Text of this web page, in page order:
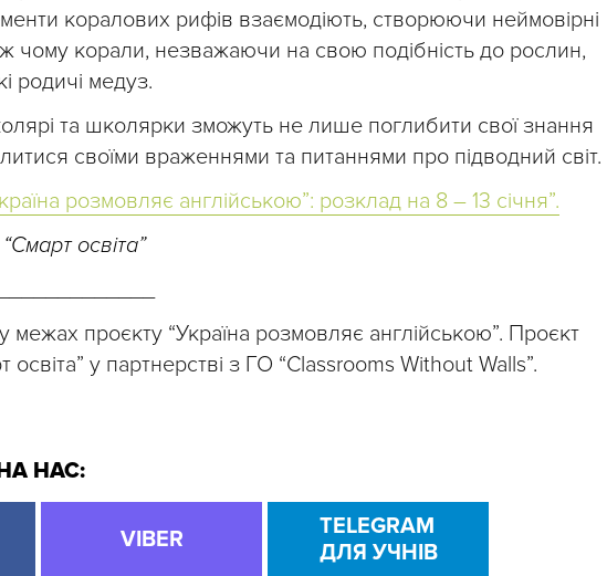
коралових рифів взаємодіють, створюючи неймовірні
чому корали, незважаючи на свою подібність до рослин,
родичі медуз.
та школярки зможуть не лише поглибити свої знання
своїми враженнями та питаннями про підводний світ.
розмовляє англійською”: розклад на 8 – 13 січня”.
освіта”
межах проєкту “Україна розмовляє англійською”. Проєкт
у партнерстві з ГО “Classrooms Without Walls”.
НАС:
VIBER
TELEGRAM
ДЛЯ УЧНІВ